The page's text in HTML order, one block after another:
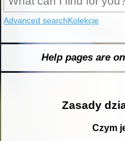
Advanced searchKolekcje
Help pages are
Zasady
Czym